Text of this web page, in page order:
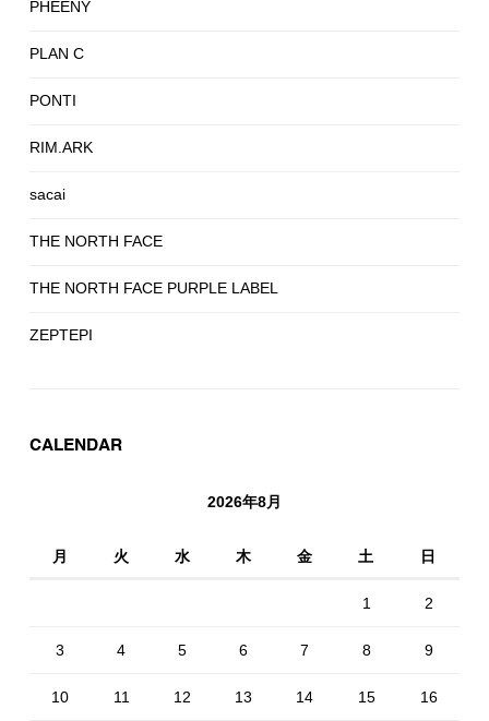
PHEENY
PLAN C
PONTI
RIM.ARK
sacai
THE NORTH FACE
THE NORTH FACE PURPLE LABEL
ZEPTEPI
CALENDAR
2026年8月
月 火 水 木 金 土 日
1 2
3 4 5 6 7 8 9
10 11 12 13 14 15 16